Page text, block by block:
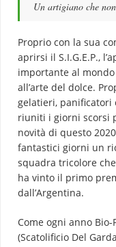
Un artigiano che
Proprio con la sua
aprirsi il S.I.G.E.P.,
importante al
all’arte del dolce.
gelatieri, panificatori
riuniti i giorni scorsi
novità di questo
fantastici giorni un
squadra tricolore
ha vinto il primo
dall’Argentina.
Come ogni anno
(Scatolificio Del